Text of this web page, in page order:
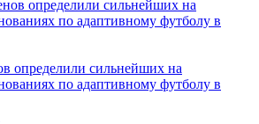
определили сильнейших на
по адаптивному футболу в